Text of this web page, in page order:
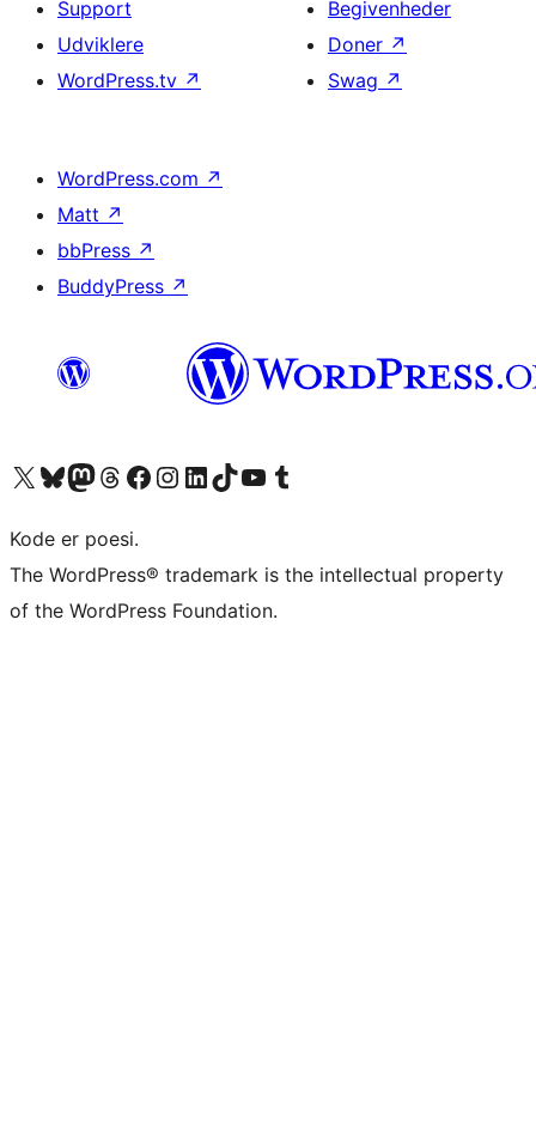
Support
Udviklere
WordPress.tv ↗
Begivenheder
Doner ↗
Swag ↗
WordPress.com ↗
Matt ↗
bbPress ↗
BuddyPress ↗
Besøg vores X (tidligere Twitter) konto
Besøg vores Bluesky-konto
Besøg vores Mastodon konto
Besøg vores Threads-konto
Besøg vores Facebook sideBesøg vores Instagram konto
Besøg vores LinkedIn konto
Besøg vores TikTok-konto
Besøg vores YouTube-kanalBesøg vores Tumblr-konto
Kode er poesi.
The WordPress® trademark is the intellectual property
of the WordPress Foundation.